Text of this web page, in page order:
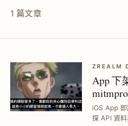
1 篇文章
ZREALM
App 下
教學
iOS App
探 API 資